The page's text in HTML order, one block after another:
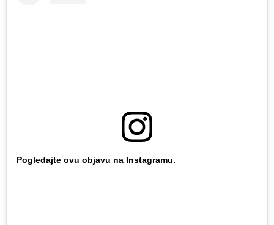
Pogledajte ovu objavu na Instagramu.